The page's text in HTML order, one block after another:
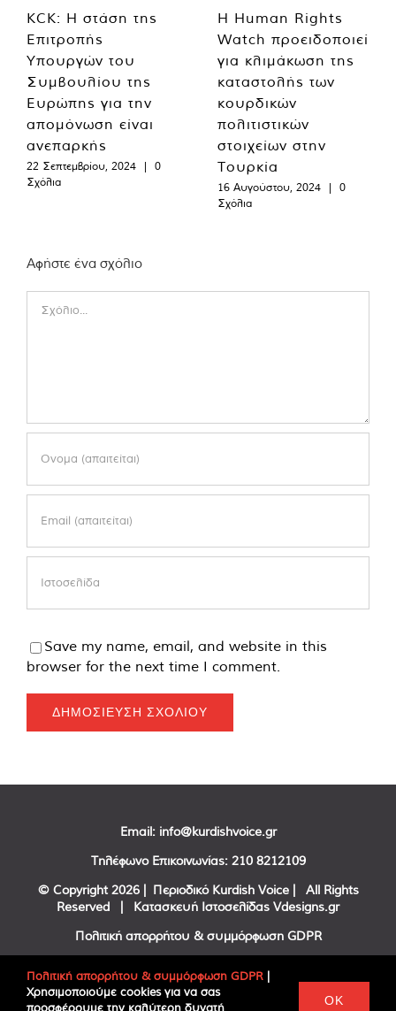
KCK: Η στάση της
Επιτροπής
Υπουργών του
Συμβουλίου της
Ευρώπης για την
απομόνωση είναι
ανεπαρκής
22 Σεπτεμβρίου, 2024 |
0
Σχόλια
Η Human Rights
Watch προειδοποιεί
για κλιμάκωση της
καταστολής των
κουρδικών
πολιτιστικών
στοιχείων στην
Τουρκία
16 Αυγούστου, 2024 |
0
Σχόλια
Αφήστε ένα σχόλιο
Save my name, email, and website in this
browser for the next time I comment.
Email: info@kurdishvoice.gr
Τηλέφωνο Επικοινωνίας: 210 8212109
© Copyright 2026 | Περιοδικό Kurdish Voice | All Rights
Reserved | Κατασκευή Ιστοσελίδας Vdesigns.gr
Πολιτική απορρήτου & συμμόρφωση GDPR
FacebookTwitter
Πολιτική απορρήτου & συμμόρφωση GDPR |
Χρησιμοποιούμε cookies για να σας
προσφέρουμε την καλύτερη δυνατή
OK